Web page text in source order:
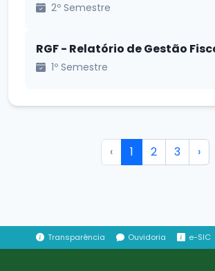
2º Semestre
RGF - Relatório de Gestão
1º Semestre
‹ 1 2 3 ›
Transparência Ouvidoria e-SIC